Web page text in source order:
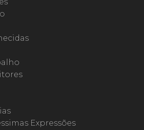
Expressões